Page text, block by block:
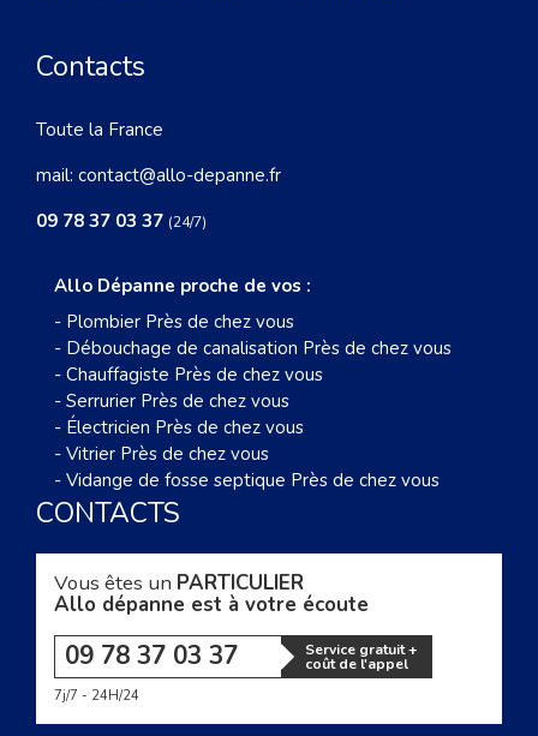
Contacts
Toute la France
mail: contact@allo-depanne.fr
09 78 37 03 37 (24/7)
Allo Dépanne proche de vos :
- Plombier Près de chez vous
- Débouchage de canalisation Près de chez vous
- Chauffagiste Près de chez vous
- Serrurier Près de chez vous
- Électricien Près de chez vous
- Vitrier Près de chez vous
- Vidange de fosse septique Près de chez vous
CONTACTS
Vous êtes un PARTICULIER
Allo dépanne est à votre écoute
09 78 37 03 37 Service gratuit +
coût de l'appel
7j/7 - 24H/24